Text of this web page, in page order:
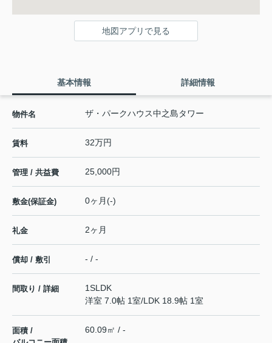
地図アプリで見る
基本情報 詳細情報
物件名 ザ・パークハウス中之島タワー
賃料 32万円
管理 / 共益費 25,000円
敷金(保証金) 0ヶ月(-)
礼金 2ヶ月
償却 / 敷引 - / -
間取り / 詳細
1SLDK
洋室 7.0帖 1室/LDK 18.9帖 1室
面積 /
60.09㎡ / -